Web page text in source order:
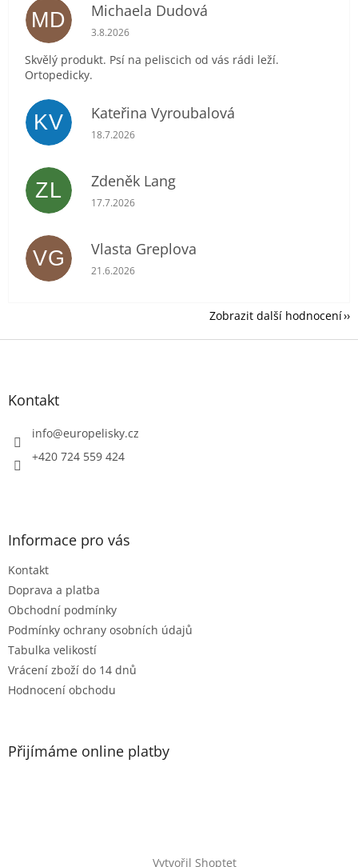
MD Michaela Dudová
Hodnocení obchodu je 5 z 5 hvězdiček.
3.8.2026
Skvělý produkt. Psí na peliscich od vás rádi leží.
Ortopedicky.
KV Kateřina Vyroubalová
Hodnocení obchodu je 5 z 5 hvězdiček.
18.7.2026
ZL Zdeněk Lang
Hodnocení obchodu je 5 z 5 hvězdiček.
17.7.2026
VG Vlasta Greplova
Hodnocení obchodu je 5 z 5 hvězdiček.
21.6.2026
Zobrazit další hodnocení
Z
Kontakt
info@europelisky.cz
+420 724 559 424
Informace pro vás
Kontakt
Doprava a platba
Obchodní podmínky
Podmínky ochrany osobních údajů
Tabulka velikostí
Vrácení zboží do 14 dnů
Hodnocení obchodu
Přijímáme online platby
Vytvořil Shoptet